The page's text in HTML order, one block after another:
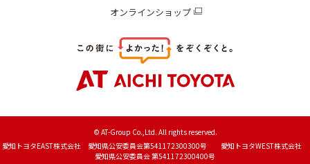
オンラインショップ
© AT-Group Co.,Ltd. All rights reserved.
愛知トヨタEAST株式会社 愛知県公安委員会第541172300300号 愛知トヨタWEST株式会社
愛知県公安委員会 第541172300400号